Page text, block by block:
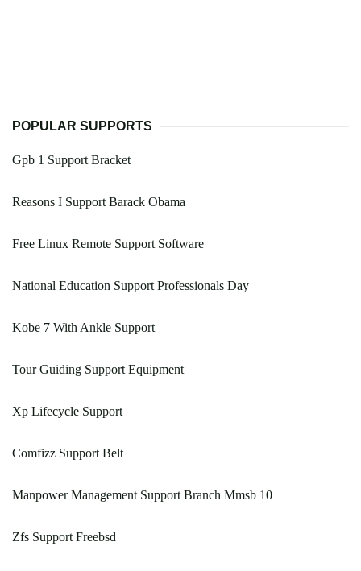
POPULAR SUPPORTS
Gpb 1 Support Bracket
Reasons I Support Barack Obama
Free Linux Remote Support Software
National Education Support Professionals Day
Kobe 7 With Ankle Support
Tour Guiding Support Equipment
Xp Lifecycle Support
Comfizz Support Belt
Manpower Management Support Branch Mmsb 10
Zfs Support Freebsd